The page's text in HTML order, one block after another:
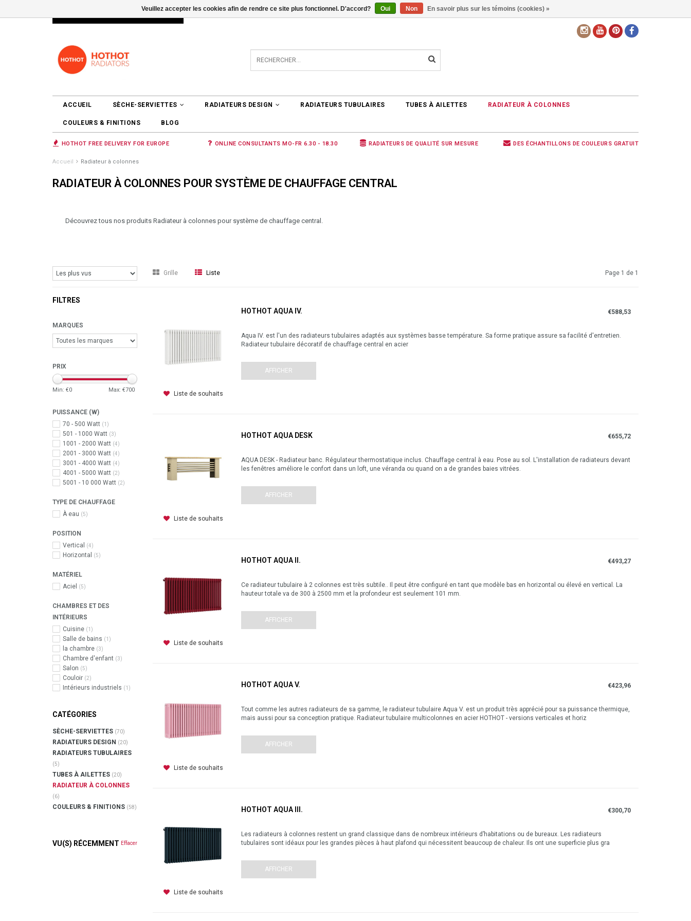
INFO@RADIATORS.SHOP SE CONNECTER 0 ARTICLES €0,00
ACCUEIL SÈCHE-SERVIETTES RADIATEURS DESIGN RADIATEURS TUBULAIRES TUBES À AILETTES RADIATEUR À COLONNES
COULEURS & FINITIONS BLOG
HOTHOT FREE DELIVERY FOR EUROPE ONLINE CONSULTANTS MO-FR 6.30 - 18.30 RADIATEURS DE QUALITÉ SUR MESURE DES ÉCHANTILLONS DE COULEURS GRATUIT
Accueil Radiateur à colonnes
RADIATEUR À COLONNES POUR SYSTÈME DE CHAUFFAGE CENTRAL
Découvrez tous nos produits Radiateur à colonnes pour système de chauffage central.
Grille Liste Page 1 de 1
FILTRES
MARQUES
PRIX
Min: €0 Max: €700
PUISSANCE (W)
70 - 500 Watt (1)
501 - 1000 Watt (3)
1001 - 2000 Watt (4)
2001 - 3000 Watt (4)
3001 - 4000 Watt (4)
4001 - 5000 Watt (2)
5001 - 10 000 Watt (2)
TYPE DE CHAUFFAGE
À eau (5)
POSITION
Vertical
(4)
Horizontal (5)
MATÉRIEL
Aciel
(5)
CHAMBRES ET DES
INTÉRIEURS
Cuisine (1)
Salle de bains (1)
la chambre (3)
Chambre d'enfant (3)
Salon (5)
Couloir (2)
Intérieurs industriels (1)
CATÉGORIES
SÈCHE-SERVIETTES (70)
RADIATEURS DESIGN (20)
RADIATEURS TUBULAIRES
(5)
TUBES À AILETTES (20)
RADIATEUR À COLONNES
(6)
COULEURS & FINITIONS (58)
VU(S) RÉCEMMENT Effacer
Liste de souhaits
HOTHOT AQUA IV. €588,53
Aqua IV. est l'un des radiateurs tubulaires adaptés aux systèmes basse température. Sa forme pratique assure sa facilité d'entretien.
Radiateur tubulaire décoratif de chauffage central en acier
AFFICHER
Liste de souhaits
HOTHOT AQUA DESK €655,72
AQUA DESK - Radiateur banc. Régulateur thermostatique inclus. Chauffage central à eau. Pose au sol. L'installation de radiateurs devant
les fenêtres améliore le confort dans un loft, une véranda ou quand on a de grandes baies vitrées.
AFFICHER
Liste de souhaits
HOTHOT AQUA II. €493,27
Ce radiateur tubulaire à 2 colonnes est très subtile.. Il peut être configuré en tant que modèle bas en horizontal ou élevé en vertical. La
hauteur totale va de 300 à 2500 mm et la profondeur est seulement 101 mm.
AFFICHER
Liste de souhaits
HOTHOT AQUA V. €423,96
Tout comme les autres radiateurs de sa gamme, le radiateur tubulaire Aqua V. est un produit très apprécié pour sa puissance thermique,
mais aussi pour sa conception pratique. Radiateur tubulaire multicolonnes en acier HOTHOT - versions verticales et horiz
AFFICHER
Liste de souhaits
HOTHOT AQUA III. €300,70
Les radiateurs à colonnes restent un grand classique dans de nombreux intérieurs d’habitations ou de bureaux. Les radiateurs
tubulaires sont idéaux pour les grandes pièces à haut plafond qui nécessitent beaucoup de chaleur. Ils ont une superficie plus gra
AFFICHER
Veuillez accepter les cookies afin de rendre ce site plus fonctionnel. D'accord? Oui Non En savoir plus sur les témoins (cookies) »